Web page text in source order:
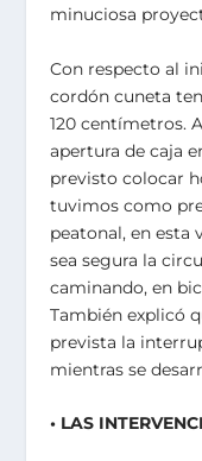
minuciosa
Con respecto al
cordón cuneta
120 centímetros.
apertura de caja
previsto colocar
tuvimos como
peatonal, en esta
sea segura la
caminando, en
También explicó
prevista la
mientras se
• LAS